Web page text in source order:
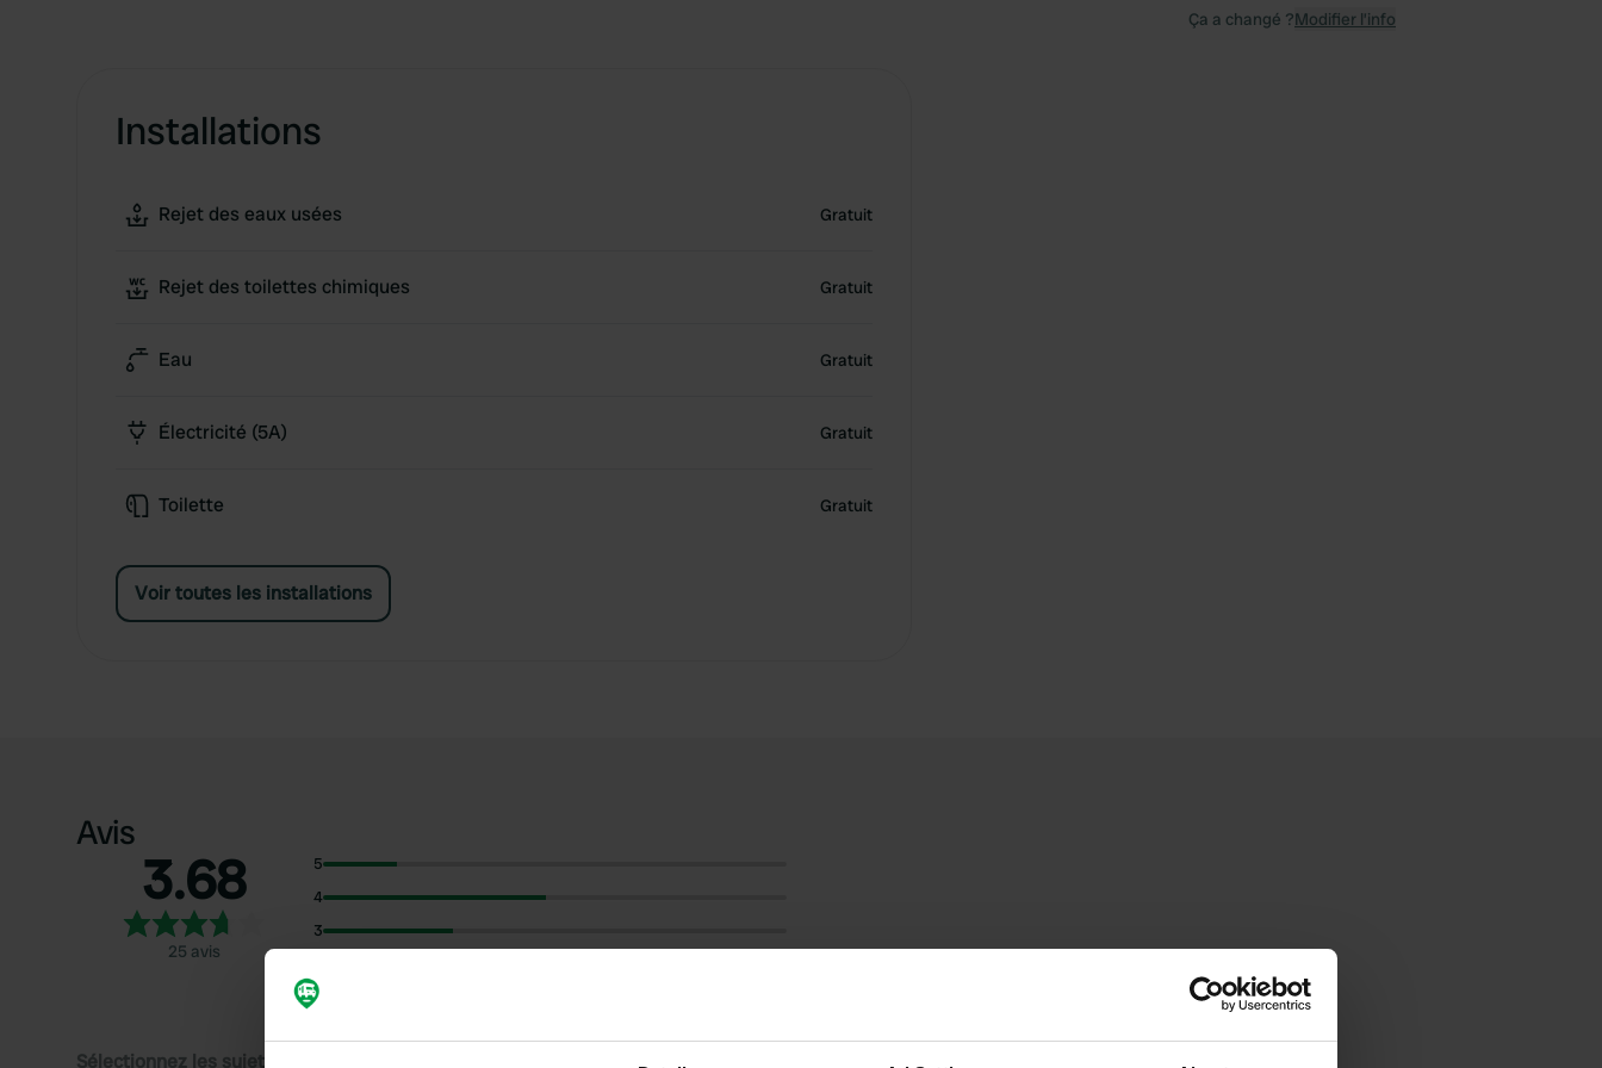
Installations
Rejet des eaux usées Gratuit
Rejet des toilettes chimiques Gratuit
Eau Gratuit
Électricité (5A) Gratuit
Toilette Gratuit
Voir toutes les installations
Ça a changé ?Modifier l’info
Avis
3.68
25 avis
5
4
3
1
Sélectionnez les sujets pour lire les critiques :